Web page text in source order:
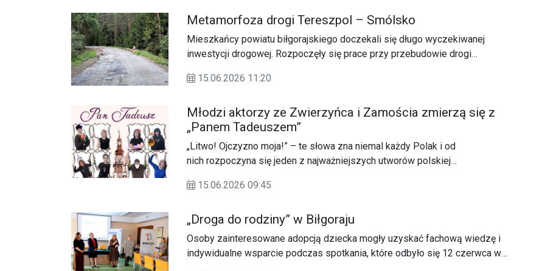
Metamorfoza drogi Tereszpol – Smólsko
Mieszkańcy powiatu biłgorajskiego doczekali się długo wyczekiwanej
inwestycji drogowej. Rozpoczęły się prace przy przebudowie drogi
przekraczającej 5 milionów złotych ma znacząco poprawić komfort
15.06.2026 11:20
Młodzi aktorzy ze Zwierzyńca i Zamościa zmierzą się z
„Panem Tadeuszem”
„Litwo! Ojczyzno moja!” – te słowa zna niemal każdy Polak i od
nich rozpoczyna się jeden z najważniejszych utworów polskiej
(Zamojskie Studio Teatralne) postanowili zmierzyć się z „Panem
poza szkolną ławką.
15.06.2026 09:45
„Droga do rodziny” w Biłgoraju
Osoby zainteresowane adopcją dziecka mogły uzyskać fachową wiedzę i
indywidualne wsparcie podczas spotkania, które odbyło się 12 czerwca w